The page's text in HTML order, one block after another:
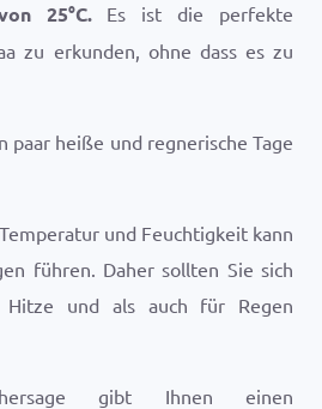
25°C.Es ist die perfekte
zu erkunden, ohne dass es zu
paar heiße und regnerische Tage
und Feuchtigkeit kann
führen. Daher sollten Sie sich
und als auch für Regen
gibt Ihnen einen